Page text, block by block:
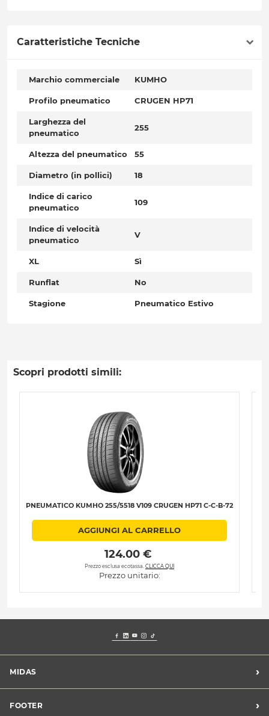
Caratteristiche Tecniche
Marchio commerciale KUMHO
Profilo pneumatico CRUGEN HP71
Larghezza del
pneumatico
255
Altezza del pneumatico 55
Diametro (in pollici) 18
Indice di carico
pneumatico
109
Indice di velocità
pneumatico
V
XL Sì
Runflat No
Stagione Pneumatico Estivo
Scopri prodotti simili:
PNEUMATICO KUMHO 255/5518 V109 CRUGEN HP71 C-C-B-72
AGGIUNGI AL CARRELLO
124.00 €
Prezzo esclusa ecotassa. CLICCA QUI
Prezzo unitario:
MIDAS ›
Blog dell'automobilista
FOOTER ›